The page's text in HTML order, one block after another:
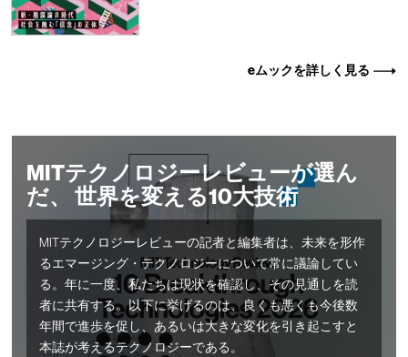
eムックを詳しく見る
MITテクノロジーレビューが選ん
だ、 世界を変える10大技術
MITテクノロジーレビューの記者と編集者は、未来を形作
るエマージング・テクノロジーについて常に議論してい
る。年に一度、私たちは現状を確認し、その見通しを読
者に共有する。以下に挙げるのは、良くも悪くも今後数
年間で進歩を促し、あるいは大きな変化を引き起こすと
本誌が考えるテクノロジーである。